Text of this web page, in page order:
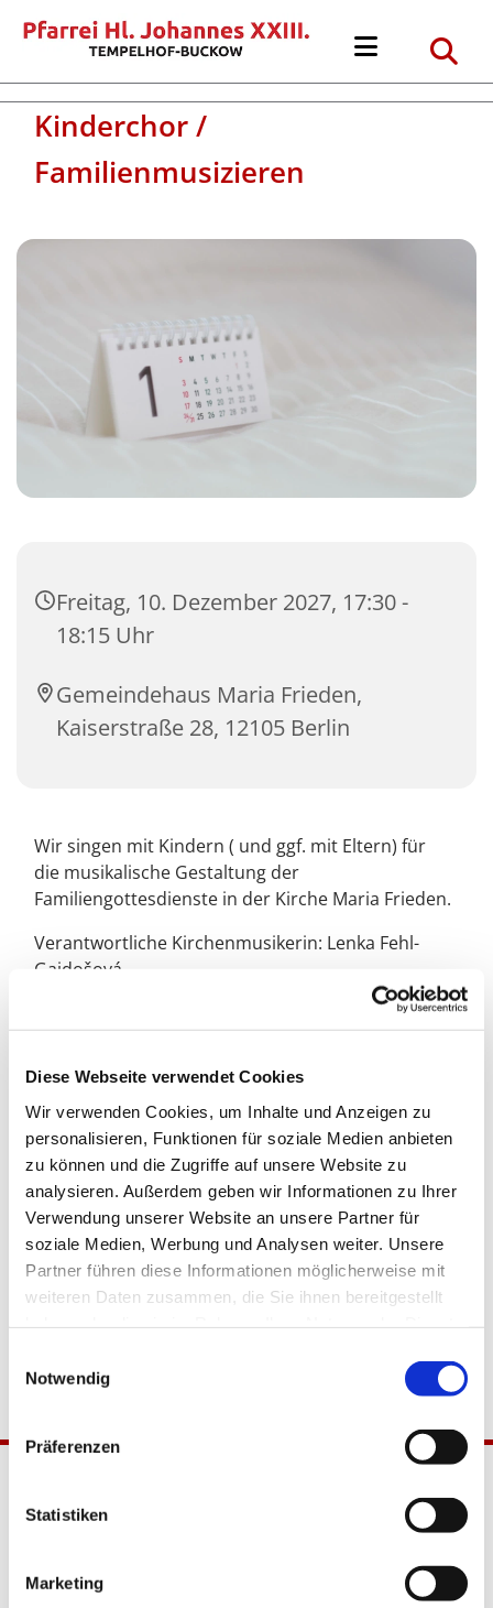
Diese Webseite verwendet Cookies
Wir verwenden Cookies, um Inhalte und Anzeigen zu
personalisieren, Funktionen für soziale Medien anbieten
zu können und die Zugriffe auf unsere Website zu
analysieren. Außerdem geben wir Informationen zu Ihrer
Verwendung unserer Website an unsere Partner für
soziale Medien, Werbung und Analysen weiter. Unsere
Partner führen diese Informationen möglicherweise mit
weiteren Daten zusammen, die Sie ihnen bereitgestellt
Notwendig
Präferenzen
Statistiken
Marketing
Kinderchor /
Familienmusizieren
Freitag, 10. Dezember 2027, 17:30 -
18:15 Uhr
Gemeindehaus Maria Frieden,
Kaiserstraße 28, 12105 Berlin
Wir singen mit Kindern ( und ggf. mit Eltern) für
die musikalische Gestaltung der
Familiengottesdienste in der Kirche Maria Frieden.
Verantwortliche Kirchenmusikerin: Lenka Fehl-
Gajdošová